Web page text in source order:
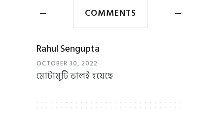
COMMENTS
Rahul Sengupta
OCTOBER 30, 2022
মোটামুটি ভালই হয়েছে